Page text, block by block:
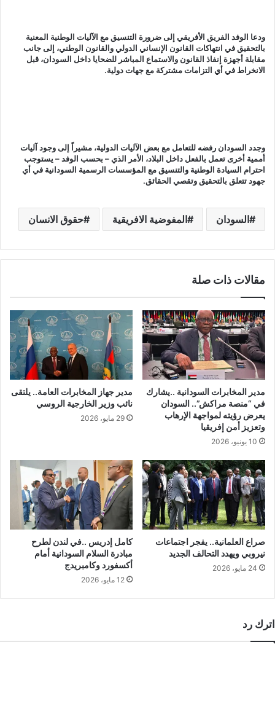
ودعا الوفد الفريق الأفريقي إلى ضرورة التنسيق مع الآليات الوطنية المعنية
بالتحقيق في انتهاكات القانون الإنساني الدولي والقانون الوطني، إلى جانب
مقابلة أجهزة إنفاذ القانون والاستماع المباشر للضحايا داخل السودان، قبل
الانخراط في أي التزامات مشتركة مع جهات دولية.
وجدد السودان رفضه للتعامل مع بعض الآليات الدولية، مشيراً إلى وجود آليات
أممية أخرى تعمل بالفعل داخل البلاد، الأمر الذي – بحسب الوفد – يستوجب
احترام السيادة الوطنية والتنسيق مع المؤسسات الرسمية السودانية في أي
جهود تتعلق بالتحقيق وتقصي الحقائق.
السودان المفوضية الافريقية حقوق الانسان
مقالات ذات صلة
مدير المخابرات السودانية ..يشارك
في “منصة مراكش”.. السودان
يعرض رؤيته لمواجهة الإرهاب
وتعزيز أمن إفريقيا
10 يونيو، 2026
مدير جهاز المخابرات العامة.. يلتقى
نائب وزير الخارجية الروسي
29 مايو، 2026
صراع العلمانية.. يفجر اجتماعات
نيروبي ويهدد التحالف الجديد
24 مايو، 2026
كامل إدريس ..في لندن لطرح
مبادرة السلام السودانية أمام
أكسفورد وكامبريدج
12 مايو، 2026
اترك رد